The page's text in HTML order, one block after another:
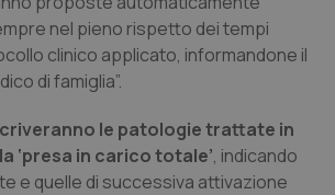
Chirurgia
nel pieno rispetto dei tempi
clinico applicato, informandone il
di famiglia”.
le patologie trattate in
‘presa in carico totale’, indicando
e quelle di successiva attivazione